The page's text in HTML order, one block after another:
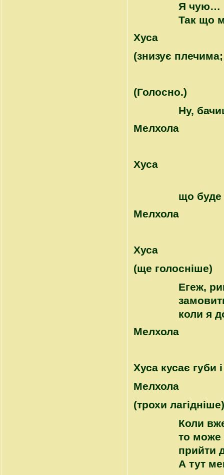
Я чую…
Так що
Хуса
(знизує
(Голосно.)
Ну,
Mелхола
Хуса
що буде
Mелхола
Хуса
(ще голосніше)
Егеж,
коли я
Mелхола
Хуса кусає губи
Mелхола
(трохи лагідніше)
Коли
то може
прийти
А тут